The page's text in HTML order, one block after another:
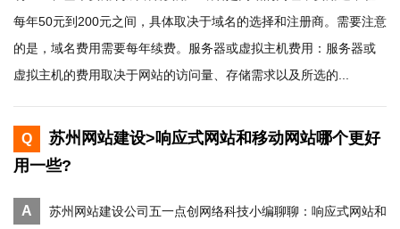
每年50元到200元之间，具体取决于域名的选择和注册商。需要注意
的是，域名费用需要每年续费。服务器或虚拟主机费用：服务器或
虚拟主机的费用取决于网站的访问量、存储需求以及所选的...
Q
苏州网站建设>响应式网站和移动网站哪个更好
用一些?
A
苏州网站建设公司五一点创网络科技小编聊聊：响应式网站和